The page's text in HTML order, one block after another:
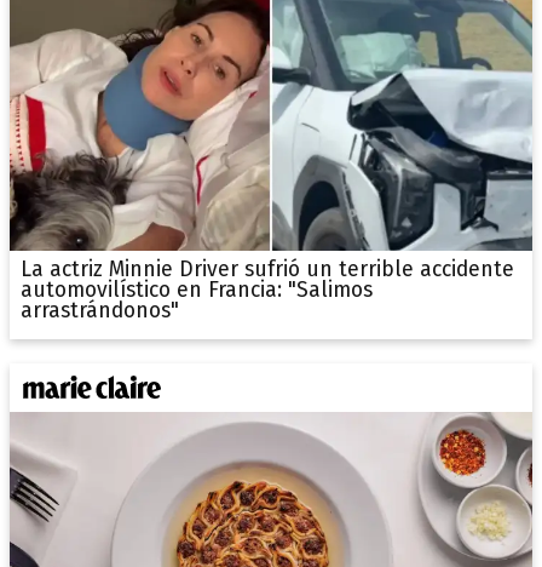
La actriz Minnie Driver sufrió un terrible accidente
automovilístico en Francia: "Salimos
arrastrándonos"